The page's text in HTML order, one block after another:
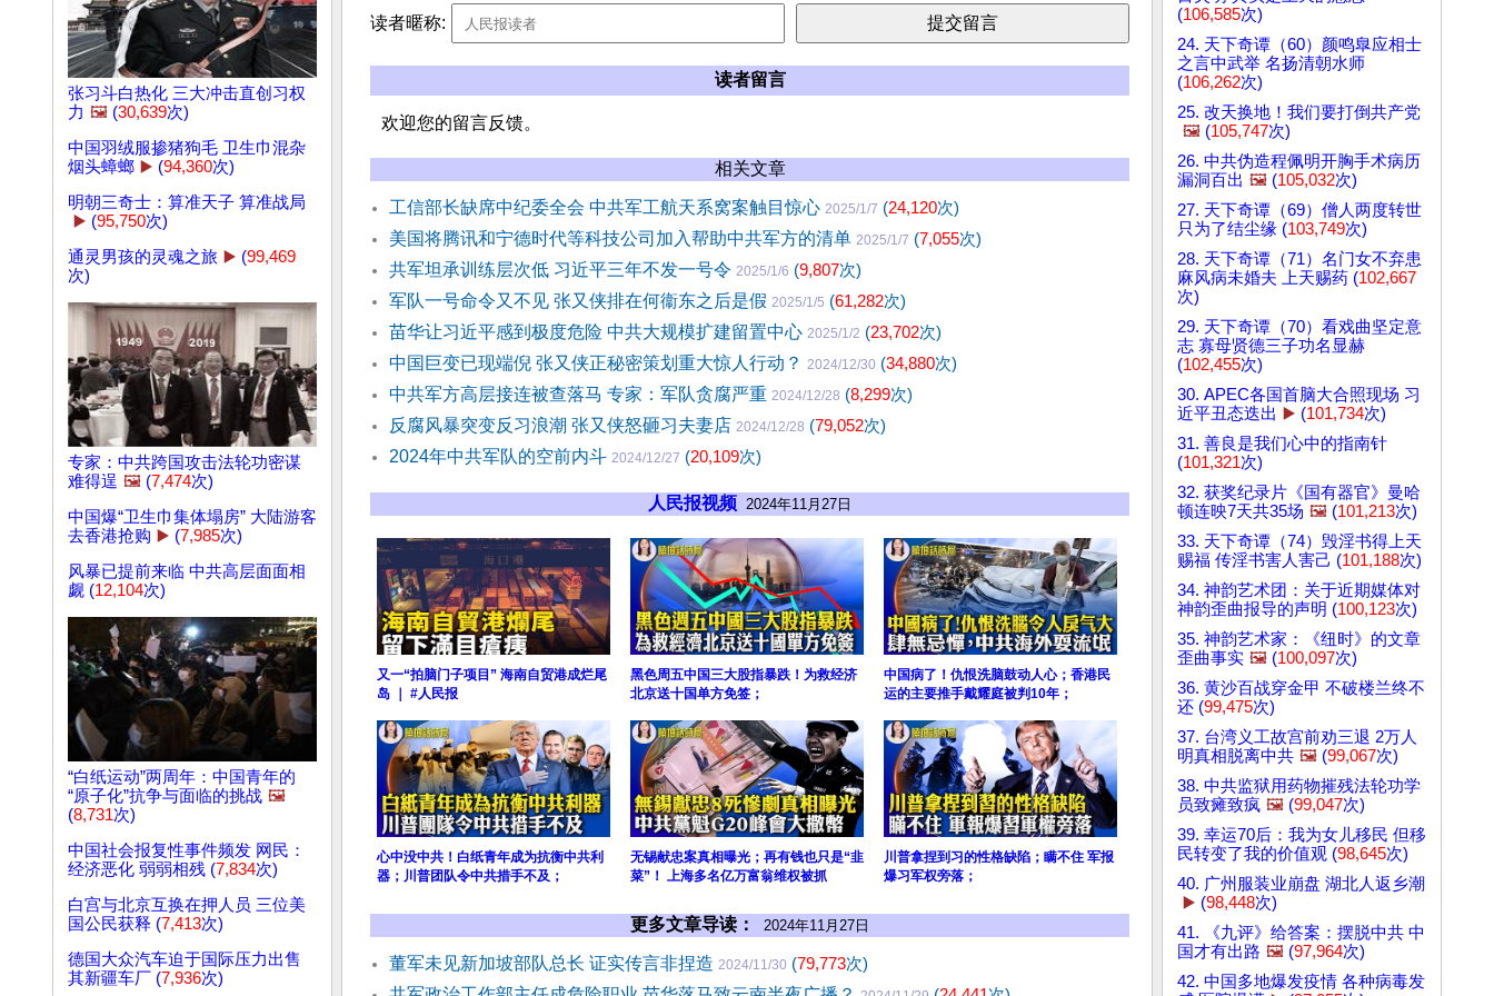
张习斗白热化 三大冲击直创习权
力 🖼️ (30,639次)
中国羽绒服掺猪狗毛 卫生巾混杂
烟头蟑螂 ▶️ (94,360次)
明朝三奇士：算准天子 算准战局
▶️ (95,750次)
通灵男孩的灵魂之旅 ▶️ (99,469
次)
专家：中共跨国攻击法轮功密谋
难得逞 🖼️ (7,474次)
中国爆“卫生巾集体塌房” 大陆游客
去香港抢购 ▶️ (7,985次)
风暴已提前来临 中共高层面面相
觑 (12,104次)
“白纸运动”两周年：中国青年的
“原子化”抗争与面临的挑战 🖼️
(8,731次)
中国社会报复性事件频发 网民：
经济恶化 弱弱相残 (7,834次)
白宫与北京互换在押人员 三位美
国公民获释 (7,413次)
德国大众汽车迫于国际压力出售
其新疆车厂 (7,936次)
读者暱称:
读者留言
欢迎您的留言反馈。
相关文章
工信部长缺席中纪委全会 中共军工航天系窝案触目惊心 2025/1/7 (24,120次)
美国将腾讯和宁德时代等科技公司加入帮助中共军方的清单 2025/1/7 (7,055次)
共军坦承训练层次低 习近平三年不发一号令 2025/1/6 (9,807次)
军队一号命令又不见 张又侠排在何衞东之后是假 2025/1/5 (61,282次)
苗华让习近平感到极度危险 中共大规模扩建留置中心 2025/1/2 (23,702次)
中国巨变已现端倪 张又侠正秘密策划重大惊人行动？ 2024/12/30 (34,880次)
中共军方高层接连被查落马 专家：军队贪腐严重 2024/12/28 (8,299次)
反腐风暴突变反习浪潮 张又侠怒砸习夫妻店 2024/12/28 (79,052次)
2024年中共军队的空前内斗 2024/12/27 (20,109次)
人民报视频 2024年11月27日
又一“拍脑门子项目” 海南自贸港成烂尾
岛 ｜ #人民报
黑色周五中国三大股指暴跌！为救经济
北京送十国单方免签；
中国病了！仇恨洗脑鼓动人心；香港民
运的主要推手戴耀庭被判10年；
心中没中共！白纸青年成为抗衡中共利
器；川普团队令中共措手不及；
无锡献忠案真相曝光；再有钱也只是“韭
菜”！ 上海多名亿万富翁维权被抓
川普拿捏到习的性格缺陷；瞒不住 军报
爆习军权旁落；
更多文章导读： 2024年11月27日
董军未见新加坡部队总长 证实传言非捏造 2024/11/30 (79,773次)
(106,585次)
24. 天下奇谭（60）颜鸣臯应相士
之言中武举 名扬清朝水师
(106,262次)
25. 改天换地！我们要打倒共产党
🖼️ (105,747次)
26. 中共伪造程佩明开胸手术病历
漏洞百出 🖼️ (105,032次)
27. 天下奇谭（69）僧人两度转世
只为了结尘缘 (103,749次)
28. 天下奇谭（71）名门女不弃患
麻风病未婚夫 上天赐药 (102,667
次)
29. 天下奇谭（70）看戏曲坚定意
志 寡母贤德三子功名显赫
(102,455次)
30. APEC各国首脑大合照现场 习
近平丑态迭出 ▶️ (101,734次)
31. 善良是我们心中的指南针
(101,321次)
32. 获奖纪录片《国有器官》曼哈
顿连映7天共35场 🖼️ (101,213次)
33. 天下奇谭（74）毁淫书得上天
赐福 传淫书害人害己 (101,188次)
34. 神韵艺术团：关于近期媒体对
神韵歪曲报导的声明 (100,123次)
35. 神韵艺术家：《纽时》的文章
歪曲事实 🖼️ (100,097次)
36. 黄沙百战穿金甲 不破楼兰终不
还 (99,475次)
37. 台湾义工故宫前劝三退 2万人
明真相脱离中共 🖼️ (99,067次)
38. 中共监狱用药物摧残法轮功学
员致瘫致疯 🖼️ (99,047次)
39. 幸运70后：我为女儿移民 但移
民转变了我的价值观 (98,645次)
40. 广州服装业崩盘 湖北人返乡潮
▶️ (98,448次)
41. 《九评》给答案：摆脱中共 中
国才有出路 🖼️ (97,964次)
42. 中国多地爆发疫情 各种病毒发